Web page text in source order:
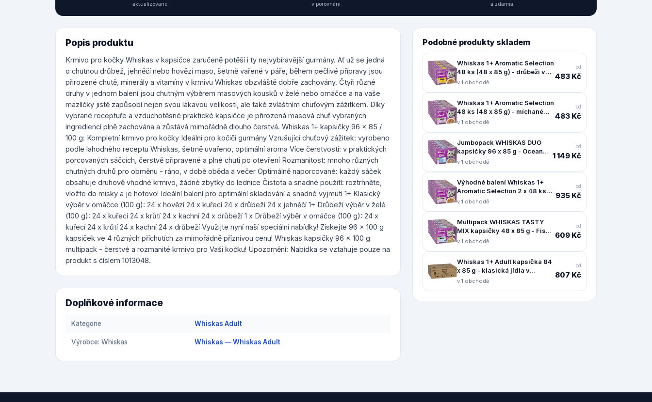
aktualizované v porovnání a zdarma
Popis produktu
Krmivo pro kočky Whiskas v kapsičce zaručeně potěší i ty nejvybíravější gurmány. Ať už se jedná
o chutnou drůbež, jehněčí nebo hovězí maso, šetrně vařené v páře, během pečlivé přípravy jsou
přirozené chutě, minerály a vitamíny v krmivu Whiskas obzvláště dobře zachovány. Čtyři různé
druhy v jednom balení jsou chutným výběrem masových kousků v želé nebo omáčce a na vaše
mazlíčky jistě zapůsobí nejen svou lákavou velikostí, ale také zvláštním chuťovým zážitkem. Díky
vybrané receptuře a vzduchotěsné praktické kapsičce je přirozená masová chuť vybraných
ingrediencí plně zachována a zůstává mimořádně dlouho čerstvá. Whiskas 1+ kapsičky 96 x 85 /
100 g: Kompletní krmivo pro kočky Ideální pro kočičí gurmány Vzrušující chuťový zážitek: vyrobeno
podle lahodného receptu Whiskas, šetrně uvařeno, optimální aroma Více čerstvosti: v praktických
porcovaných sáčcích, čerstvě připravené a plné chuti po otevření Rozmanitost: mnoho různých
chutných druhů pro obměnu - ráno, v době oběda a večer Optimálně naporcované: každý sáček
obsahuje druhově vhodné krmivo, žádné zbytky do lednice Čistota a snadné použití: roztrhněte,
vložte do misky a je hotovo! Ideální balení pro optimální skladování a snadné vyjmutí 1+ Klasický
výběr v omáčce (100 g): 24 x hovězí 24 x kuřecí 24 x drůbeží 24 x jehněčí 1+ Drůbeží výběr v želé
(100 g): 24 x kuřecí 24 x krůtí 24 x kachní 24 x drůbeží 1 x Drůbeží výběr v omáčce (100 g): 24 x
kuřecí 24 x krůtí 24 x kachní 24 x drůbeží Využijte nyní naší speciální nabídky! Získejte 96 x 100 g
kapsiček ve 4 různých příchutích za mimořádně příznivou cenu! Whiskas kapsičky 96 x 100 g
multipack - čerstvé a rozmanité krmivo pro Vaši kočku! Upozornění: Nabídka se vztahuje pouze na
produkt s číslem 1013048.
Doplňkové informace
Kategorie Whiskas Adult
Výrobce: Whiskas Whiskas — Whiskas Adult
Podobné produkty skladem
Whiskas 1+ Aromatic Selection
48 ks (48 x 85 g) - drůbeží v
omáčce
v 1 obchodě
od
483 Kč
Whiskas 1+ Aromatic Selection
48 ks (48 x 85 g) - míchané
balení v omáčce
v 1 obchodě
od
483 Kč
Jumbopack WHISKAS DUO
kapsičky 96 x 85 g - Ocean
Delights v želé
v 1 obchodě
od
1 149 Kč
Výhodné balení Whiskas 1+
Aromatic Selection 2 x 48 ks
(96 x 85 g) - míchané balení v
v 1 obchodě
od
935 Kč
Multipack WHISKAS TASTY
MIX kapsičky 48 x 85 g - Fish
of the Day v omáčce
v 1 obchodě
od
609 Kč
Whiskas 1+ Adult kapsička 84
x 85 g - klasická jídla v
omáčce
v 1 obchodě
od
807 Kč